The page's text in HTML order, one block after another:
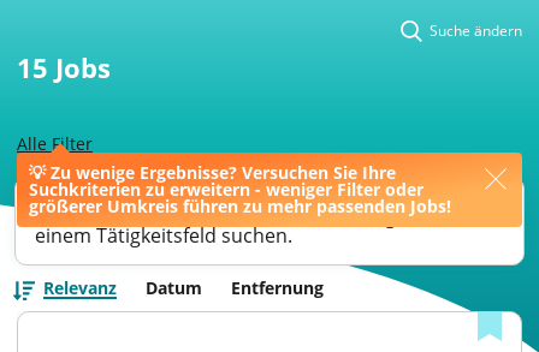
💡 Zu wenige Ergebnisse? Versuchen Sie Ihre
Suchkriterien zu erweitern - weniger Filter oder
größerer Umkreis führen zu mehr passenden Jobs!
Alle Filter
Suche ändern
15 Jobs
Ihre Jobsuche könnte bessere Ergebnisse liefern,
wenn Sie nach einer Berufsbezeichnung oder
einem Tätigkeitsfeld suchen.
Relevanz Datum Entfernung